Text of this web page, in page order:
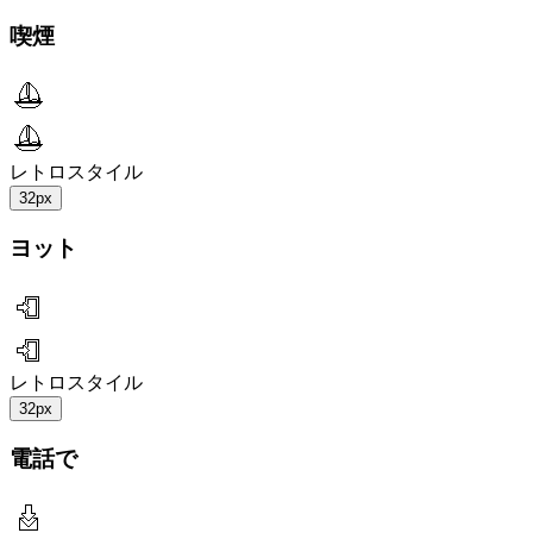
喫煙
レトロスタイル
32px
ヨット
レトロスタイル
32px
電話で